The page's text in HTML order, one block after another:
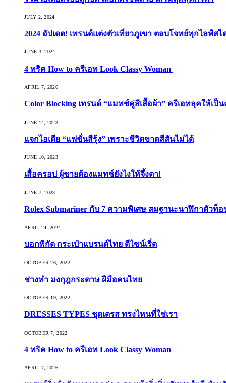
JULY 2, 2024
2024 อัปเดต! เทรนด์แต่งตัวเที่ยวภูเขา ตอบโจทย์ทุกไลฟ์สไ
JUNE 3, 2024
4 ทริค How to ครีเอท Look Classy Woman
APRIL 7, 2026
Color Blocking เทรนด์ “แมทช์คู่สีเสื้อผ้า” ครีเอทลุคให้เป็น
JUNE 14, 2023
แจกไอเดีย “แฟชั่นสีรุ้ง” เพราะชีวิตขาดสีสันไม่ได้
JUNE 10, 2023
เสื้อครอป ผู้ชายต้องแมทช์ยังไงให้จึ้งตา!
JUNE 7, 2023
Rolex Submariner กับ 7 ความพิเศษ สมฐานะนาฬิกาตัวท็
APRIL 24, 2024
บอกพิกัด กระเป๋าแบรนด์ไทย ดีไซน์เริ่ด
OCTOBER 26, 2022
ช่างทำ มงกุฎกระดาษ ฝีมือคนไทย
OCTOBER 19, 2022
DRESSES TYPES ชุดเดรส ทรงไหนที่ใช่เรา
OCTOBER 7, 2022
4 ทริค How to ครีเอท Look Classy Woman
APRIL 7, 2026